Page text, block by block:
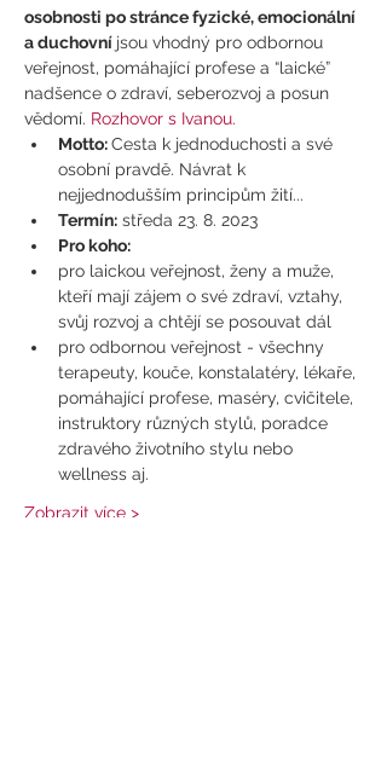
osobnosti po stránce fyzické, emocionální
a duchovní jsou vhodný pro odbornou
veřejnost, pomáhající profese a “laické”
nadšence o zdraví, seberozvoj a posun
vědomí. Rozhovor s Ivanou.
Motto: Cesta k jednoduchosti a své
osobní pravdě. Návrat k
nejjednodušším principům žití...
Termín: středa 23. 8. 2023
Pro koho:
pro laickou veřejnost, ženy a muže,
kteří mají zájem o své zdraví, vztahy,
svůj rozvoj a chtějí se posouvat dál
pro odbornou veřejnost - všechny
terapeuty, kouče, konstalatéry, lékaře,
pomáhající profese, maséry, cvičitele,
instruktory různých stylů, poradce
zdravého životního stylu nebo
wellness aj.
Zobrazit více >